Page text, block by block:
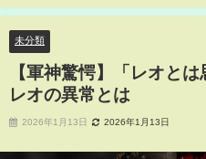
とは
未分類
【軍神驚愕】「レオと
レオの異常とは
2026年1月13日 2026年1月13日